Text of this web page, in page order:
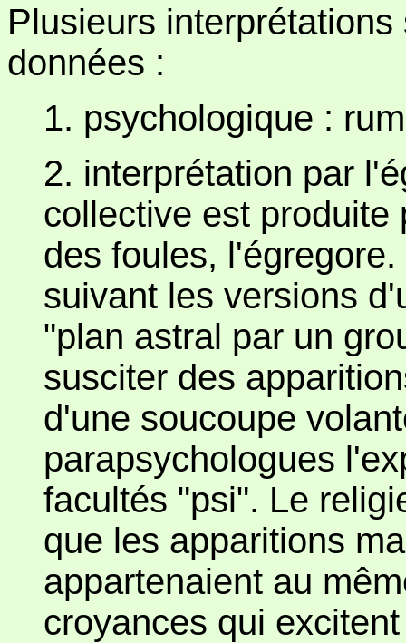
Plusieurs
données :
1. psychologique :
2. interprétation par
collective est produite
des foules,
suivant les versions
"plan astral par un
susciter des
d'une soucoupe
parapsychologues
facultés "psi". Le
que les apparitions
appartenaient au
croyances qui